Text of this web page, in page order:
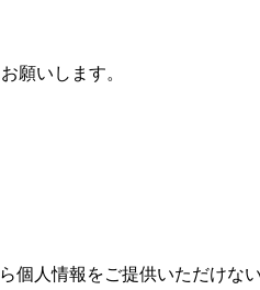
願いします。
個人情報をご提供いただけな